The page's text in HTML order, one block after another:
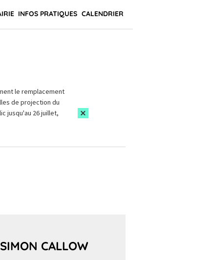
INFOS PRATIQUES CALENDRIER
le remplacement
de projection du
jusqu'au 26 juillet,
CALLOW